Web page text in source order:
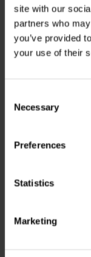
site with our
partners who
you’ve provided
your use of their
Selection
Necessary
Preferences
Statistics
Marketing
Edifici